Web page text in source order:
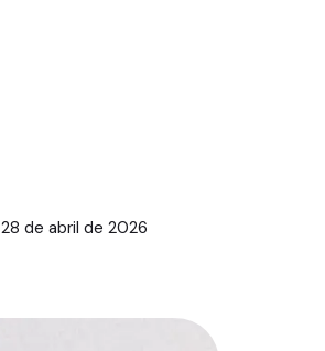
28 de abril de 2026